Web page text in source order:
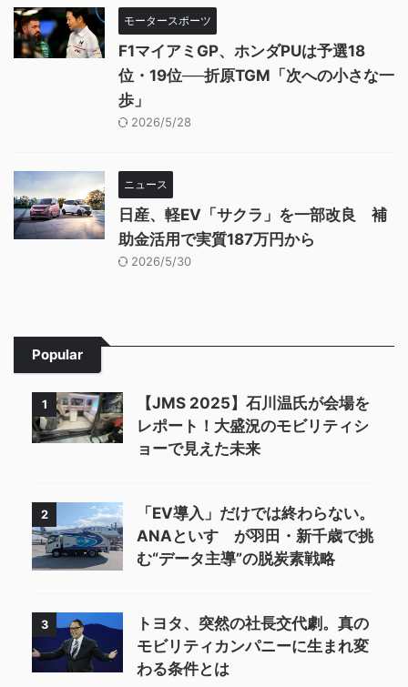
モータースポーツ
F1マイアミGP、ホンダPUは予選18
位・19位──折原TGM「次への小さな一
歩」
2026/5/28
ニュース
日産、軽EV「サクラ」を一部改良 補
助金活用で実質187万円から
2026/5/30
Popular
1
【JMS 2025】石川温氏が会場を
レポート！大盛況のモビリティシ
ョーで見えた未来
2
「EV導入」だけでは終わらない。
ANAといすゞが羽田・新千歳で挑
む“データ主導”の脱炭素戦略
3
トヨタ、突然の社長交代劇。真の
モビリティカンパニーに生まれ変
わる条件とは